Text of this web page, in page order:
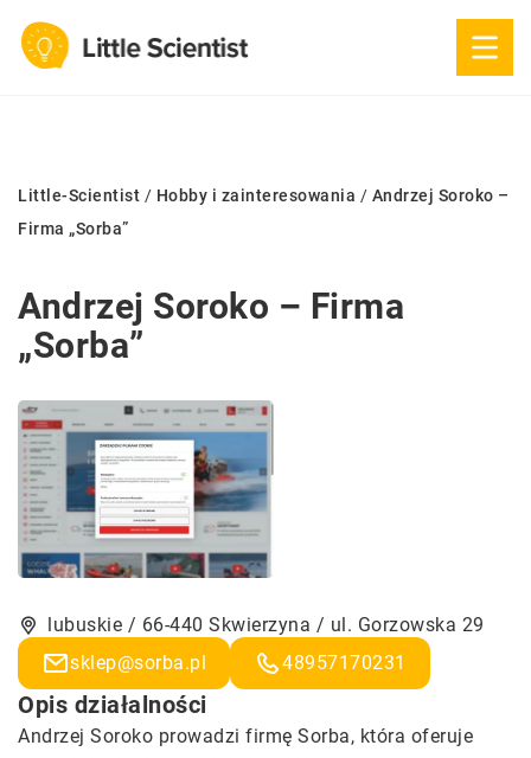
Little-Scientist / Hobby i zainteresowania / Andrzej Soroko –
Firma „Sorba”
Andrzej Soroko – Firma
„Sorba”
lubuskie / 66-440 Skwierzyna / ul. Gorzowska 29
sklep@sorba.pl
48957170231
Opis działalności
Andrzej Soroko prowadzi firmę Sorba, która oferuje